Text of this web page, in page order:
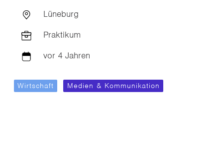
Lüneburg
Praktikum
vor 4 Jahren
Wirtschaft Medien & Kommunikation